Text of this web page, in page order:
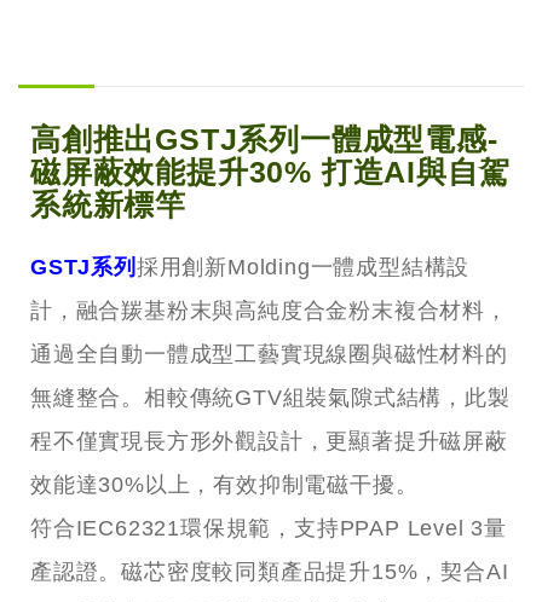
高創推出GSTJ系列一體成型電感-
磁屏蔽效能提升30% 打造AI與自駕
系統新標竿
GSTJ系列 採用創新Molding一體成型結構設
計，融合羰基粉末與高純度合金粉末複合材料，
通過全自動一體成型工藝實現線圈與磁性材料的
無縫整合。相較傳統GTV組裝氣隙式結構，此製
程不僅實現長方形外觀設計，更顯著提升磁屏蔽
效能達30%以上，有效抑制電磁干擾。
符合IEC62321環保規範，支持PPAP Level 3量
產認證。磁芯密度較同類產品提升15%，契合AI